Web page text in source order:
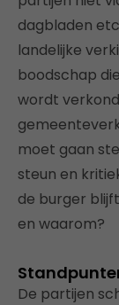
dagbladen
landelijke
boodschap
wordt
moet gaan
steun en
de burger
en waarom?
De partijen